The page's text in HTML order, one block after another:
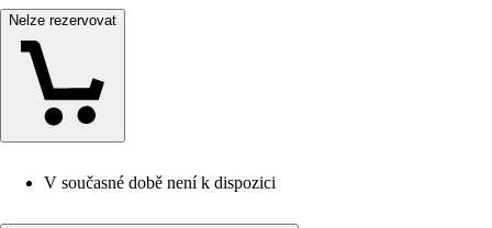
Nelze rezervovat
V současné době není k dispozici